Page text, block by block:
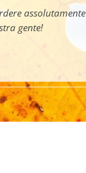
assolutamente
gente!